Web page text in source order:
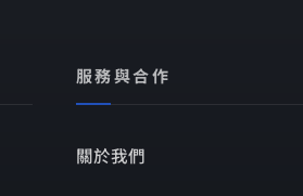
服務與合作
關於我們